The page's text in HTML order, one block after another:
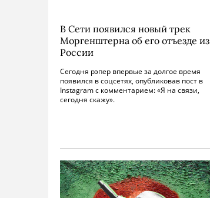
В Сети появился новый трек
Моргенштерна об его отъезде из
России
Сегодня рэпер впервые за долгое время
появился в соцсетях, опубликовав пост в
Instagram с комментарием: «Я на связи,
сегодня скажу».